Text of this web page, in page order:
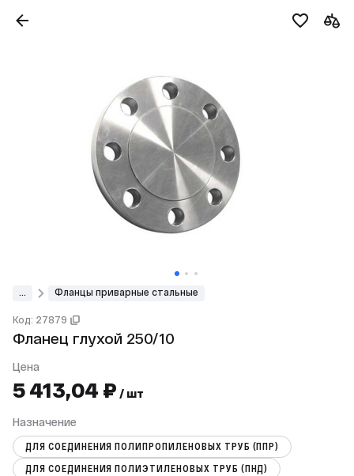
Фланцы приварные стальные
Код: 27879
Фланец глухой 250/10
Цена
5 413,04 ₽ / шт
Назначение
ДЛЯ СОЕДИНЕНИЯ ПОЛИПРОПИЛЕНОВЫХ ТРУБ (ППР)
ДЛЯ СОЕДИНЕНИЯ ПОЛИЭТИЛЕНОВЫХ ТРУБ (ПНД)